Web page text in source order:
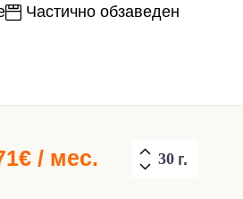
Частично обзаведен
€ / мес. г.